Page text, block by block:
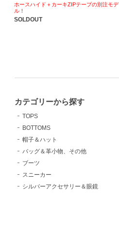
ホースハイド＋カーキZIPテープの別注モデ
ル！
SOLDOUT
カテゴリーから探す
TOPS
BOTTOMS
帽子＆ハット
バッグ＆革小物、その他
ブーツ
スニーカー
シルバーアクセサリー＆眼鏡